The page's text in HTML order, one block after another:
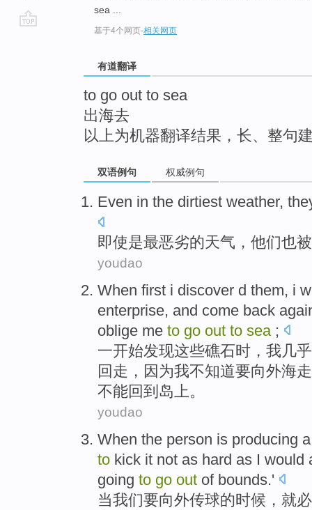
sea ...
基于4个网页-相关网页
有道翻译
to go out to sea
出海去
以上为机器翻译结果，长、整句
双语例句 权威例句
Even in the dirtiest weather,
即使是最恶劣的天气 ， 他们也
youdao
When first i discover d them, i
enterprise, and come back
oblige me to go out to sea ;
一开始发现这些礁石时， 我 几乎
回 走 ，因为我不知道要向外海走
不能回到岛上。
youdao
When the person is producing
to kick it not as hard as I would
going to go out of bounds.'
当我们要向外传球的时候， 就